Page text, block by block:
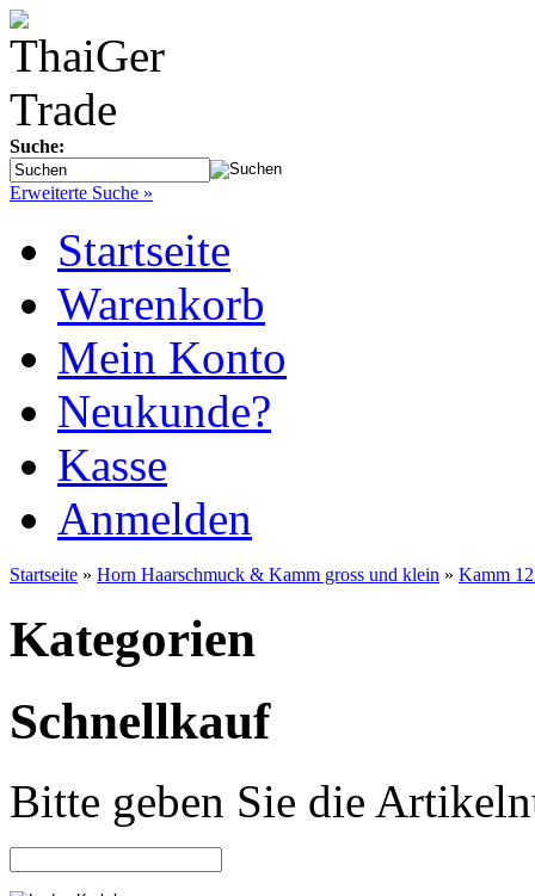
Suche:
Erweiterte Suche »
Startseite
Warenkorb
Mein Konto
Neukunde?
Kasse
Anmelden
Startseite » Horn Haarschmuck & Kamm gross und klein » Kamm
Kategorien
Schnellkauf
Bitte geben Sie die